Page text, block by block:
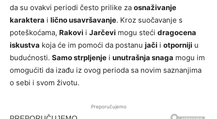
da su ovakvi periodi često prilike za osnaživanje
karaktera i lično usavršavanje. Kroz suočavanje s
poteškoćama, Rakovi i Jarčevi mogu steći dragocena
iskustva koja će im pomoći da postanu jači i otporniji u
budućnosti. Samo strpljenje i unutrašnja snaga mogu im
omogućiti da izađu iz ovog perioda sa novim saznanjima
o sebi i svom životu.
Preporučujemo